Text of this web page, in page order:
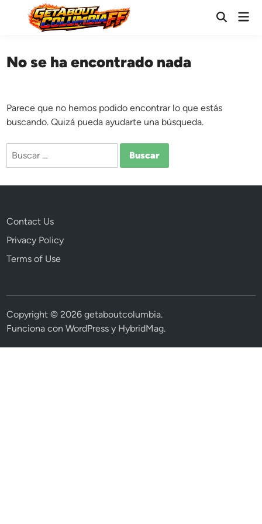
contenido
Abrir
No se ha encontrado nada
Parece que no hemos podido encontrar lo que estás
buscando. Quizá pueda ayudarte una búsqueda.
Buscar:
Contact Us
Privacy Policy
Terms of Use
Copyright © 2026getaboutcolumbia.
Funciona conWordPress y HybridMag.